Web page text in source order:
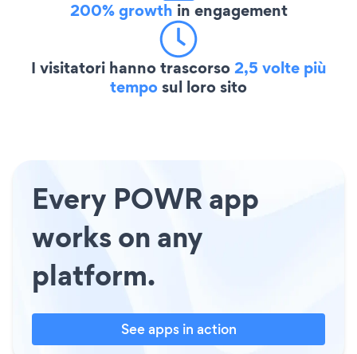
200% growth in engagement
I visitatori hanno trascorso2,5 volte più
temposul loro sito
Every POWR app
works on any
platform.
See apps in action